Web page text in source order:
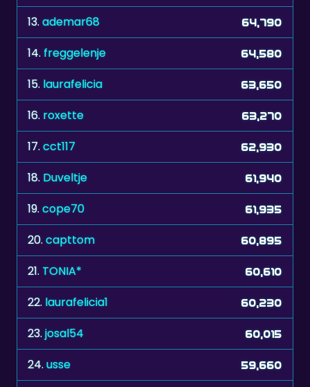
13.ademar68 64,790
14.freggelenje 64,580
15. laurafelicia 63,650
16. roxette 63,270
17.cct117 62,930
18. Duveltje 61,940
19.cope70 61,935
20.capttom 60,895
21. TONIA* 60,610
22. laurafelicia1 60,230
23.josal54 60,015
24.usse 59,660